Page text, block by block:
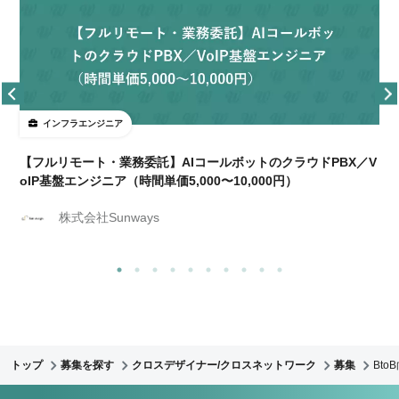
インフラエンジニア
【フルリモート・業務委託】AIコールボットのクラウドPBX／V
oIP基盤エンジニア（時間単価5,000〜10,000円）
株式会社Sunways
トップ 募集を探す クロスデザイナー/クロスネットワーク 募集